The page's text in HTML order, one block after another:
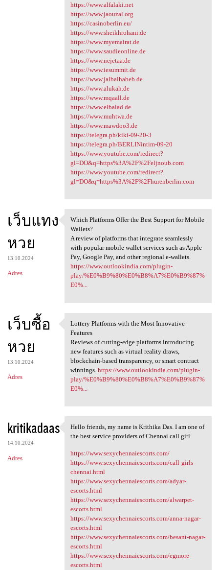
https://www.alfalaki.net
https://www.jaouzal.org
https://casinoberlin.eu/
https://www.sheikhrohani.de
https://www.myemairat.de
https://www.saudieonline.de
https://www.nejetaa.de
https://www.iesummit.de
https://www.jalbalhabeb.de
https://www.alukah.de
https://www.mqaall.de
https://www.elbalad.de
https://www.muhtwa.de
https://www.mawdoo3.de
https://telegra.ph/kiki-09-20-3
https://telegra.ph/BERLINintim-09-20
https://www.youtube.com/redirect?
gl=DO&q=https%3A%2F%2Feljnoub.com
https://www.youtube.com/redirect?
gl=DO&q=https%3A%2F%2Fhurenberlin.com
เว็บแทง
หวย
13.10.2024
Adres
Which Platforms Offer the
Which Platforms Offer the Best Support for Mobile
Wallets?
A review of platforms that integrate seamlessly
with popular mobile wallet services such as Apple
Pay, Google Pay, and other regional e-wallets.
https://www.outlookindia.com/plugin-
play/%E0%B9%80%E0%B8%A7%E0%B9%87%
E0%...
เว็บซื้อ
หวย
13.10.2024
Adres
Lottery Platforms with the
Lottery Platforms with the Most Innovative
Features
Reviews of cutting-edge platforms introducing
new features such as virtual reality draws,
blockchain-based transparency, or smart contract
winnings. https://www.outlookindia.com/plugin-
play/%E0%B9%80%E0%B8%A7%E0%B9%87%
E0%...
kritikadaas
14.10.2024
Adres
Hello friends, my name is
Hello friends, my name is Krithika Das. I am one of
the best service providers of Chennai call girl.
https://www.sexychennaiescorts.com/
https://www.sexychennaiescorts.com/call-girls-
chennai.html
https://www.sexychennaiescorts.com/adyar-
escorts.html
https://www.sexychennaiescorts.com/alwarpet-
escorts.html
https://www.sexychennaiescorts.com/anna-nagar-
escorts.html
https://www.sexychennaiescorts.com/besant-nagar-
escorts.html
https://www.sexychennaiescorts.com/egmore-
escorts.html